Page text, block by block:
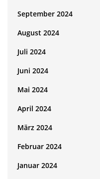
September 2024
August 2024
Juli 2024
Juni 2024
Mai 2024
April 2024
März 2024
Februar 2024
Januar 2024